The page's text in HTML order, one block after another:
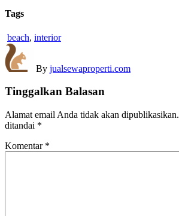
Tags
beach, interior
By jualsewaproperti.com
Tinggalkan Balasan
Alamat email Anda tidak akan dipublikasikan.
ditandai *
Komentar *